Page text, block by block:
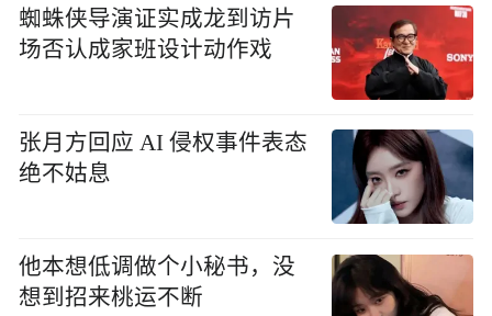
蜘蛛侠导演证实成龙到访片
场否认成家班设计动作戏
张月方回应 AI 侵权事件表态
绝不姑息
他本想低调做个小秘书，没
想到招来桃运不断